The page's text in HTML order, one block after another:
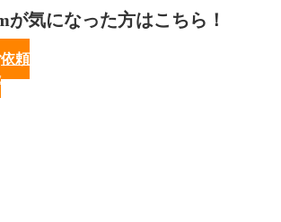
が気になった方はこちら！
頼